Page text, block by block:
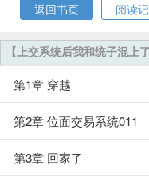
返回书页
阅读
【上交系统后我和统子混上
第1章 穿越
第2章 位面交易系统011
第3章 回家了